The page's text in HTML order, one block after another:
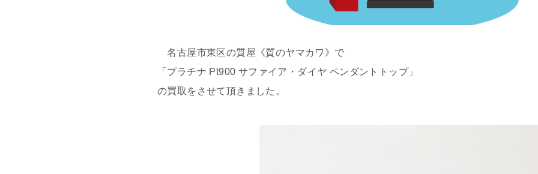
名古屋市東区の質屋《質のヤマカワ》で
「プラチナ Pt900 サファイア・ダイヤ ペンダントトップ」
の買取をさせて頂きました。